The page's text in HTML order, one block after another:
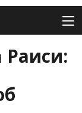
Раиси: